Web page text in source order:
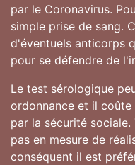
par le Coronavirus.
simple prise de sang.
d'éventuels anticorps
pour se défendre de
Le test sérologique
ordonnance et il
par la sécurité
pas en mesure de
conséquent il est